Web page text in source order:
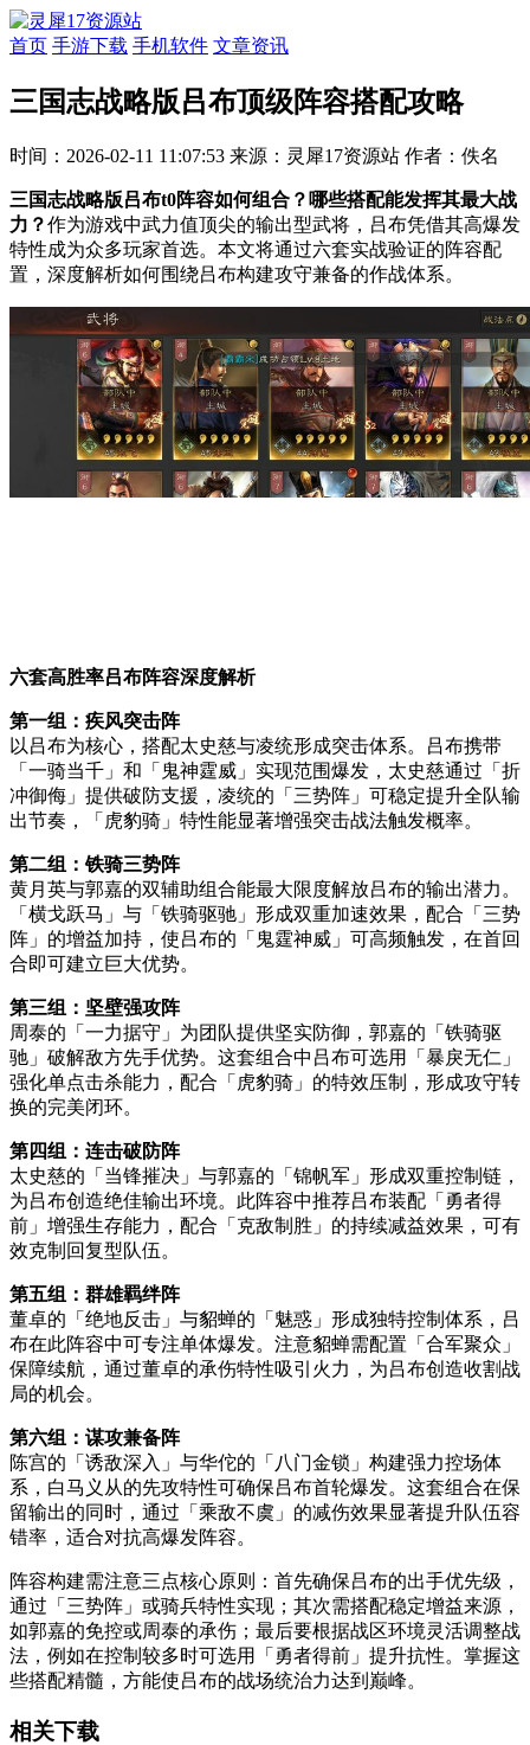
首页 手游下载 手机软件 文章资讯
三国志战略版吕布顶级阵容搭配攻略
时间：2026-02-11 11:07:53 来源：灵犀17资源站 作者：佚名
三国志战略版吕布t0阵容如何组合？哪些搭配能发挥其最大战
力？作为游戏中武力值顶尖的输出型武将，吕布凭借其高爆发
特性成为众多玩家首选。本文将通过六套实战验证的阵容配
置，深度解析如何围绕吕布构建攻守兼备的作战体系。
六套高胜率吕布阵容深度解析
第一组：疾风突击阵
以吕布为核心，搭配太史慈与凌统形成突击体系。吕布携带
「一骑当千」和「鬼神霆威」实现范围爆发，太史慈通过「折
冲御侮」提供破防支援，凌统的「三势阵」可稳定提升全队输
出节奏，「虎豹骑」特性能显著增强突击战法触发概率。
第二组：铁骑三势阵
黄月英与郭嘉的双辅助组合能最大限度解放吕布的输出潜力。
「横戈跃马」与「铁骑驱驰」形成双重加速效果，配合「三势
阵」的增益加持，使吕布的「鬼霆神威」可高频触发，在首回
合即可建立巨大优势。
第三组：坚壁强攻阵
周泰的「一力据守」为团队提供坚实防御，郭嘉的「铁骑驱
驰」破解敌方先手优势。这套组合中吕布可选用「暴戾无仁」
强化单点击杀能力，配合「虎豹骑」的特效压制，形成攻守转
换的完美闭环。
第四组：连击破防阵
太史慈的「当锋摧决」与郭嘉的「锦帆军」形成双重控制链，
为吕布创造绝佳输出环境。此阵容中推荐吕布装配「勇者得
前」增强生存能力，配合「克敌制胜」的持续减益效果，可有
效克制回复型队伍。
第五组：群雄羁绊阵
董卓的「绝地反击」与貂蝉的「魅惑」形成独特控制体系，吕
布在此阵容中可专注单体爆发。注意貂蝉需配置「合军聚众」
保障续航，通过董卓的承伤特性吸引火力，为吕布创造收割战
局的机会。
第六组：谋攻兼备阵
陈宫的「诱敌深入」与华佗的「八门金锁」构建强力控场体
系，白马义从的先攻特性可确保吕布首轮爆发。这套组合在保
留输出的同时，通过「乘敌不虞」的减伤效果显著提升队伍容
错率，适合对抗高爆发阵容。
阵容构建需注意三点核心原则：首先确保吕布的出手优先级，
通过「三势阵」或骑兵特性实现；其次需搭配稳定增益来源，
如郭嘉的免控或周泰的承伤；最后要根据战区环境灵活调整战
法，例如在控制较多时可选用「勇者得前」提升抗性。掌握这
些搭配精髓，方能使吕布的战场统治力达到巅峰。
相关下载